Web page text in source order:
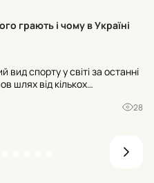
грають і чому в Україні
спорту у світі за останні
шлях від кількох
має перевищити триста. Р...28